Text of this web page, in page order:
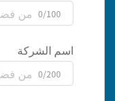
0/100
اسم الشركة
0/200